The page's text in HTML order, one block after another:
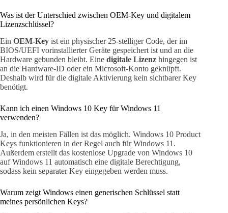
Was ist der Unterschied zwischen OEM-Key und digitalem
Lizenzschlüssel?
Ein OEM-Key ist ein physischer 25-stelliger Code, der im
BIOS/UEFI vorinstallierter Geräte gespeichert ist und an die
Hardware gebunden bleibt. Eine digitale Lizenz hingegen ist
an die Hardware-ID oder ein Microsoft-Konto geknüpft.
Deshalb wird für die digitale Aktivierung kein sichtbarer Key
benötigt.
Kann ich einen Windows 10 Key für Windows 11
verwenden?
Ja, in den meisten Fällen ist das möglich. Windows 10 Product
Keys funktionieren in der Regel auch für Windows 11.
Außerdem erstellt das kostenlose Upgrade von Windows 10
auf Windows 11 automatisch eine digitale Berechtigung,
sodass kein separater Key eingegeben werden muss.
Warum zeigt Windows einen generischen Schlüssel statt
meines persönlichen Keys?